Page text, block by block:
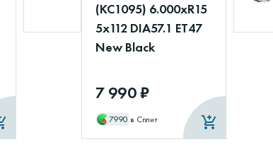
(КС1095) 6.000xR15
5x112 DIA57.1 ET47
New Black
7 990 ₽
7990 в Сплит